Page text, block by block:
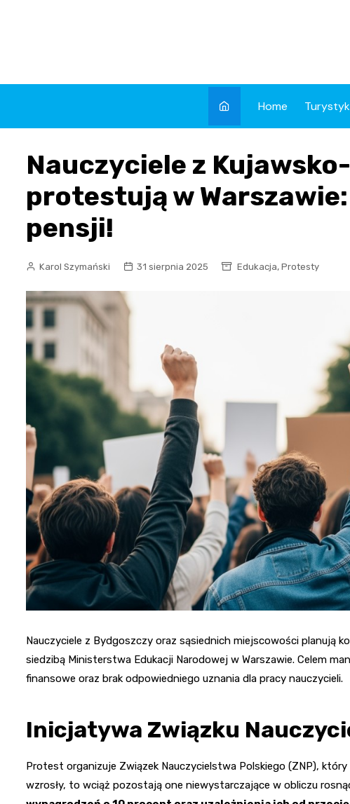
Home
Nauczyciele z
protestują w
pensji!
Karol Szymański 31 sierpnia 2025 Edukacja, Protesty
Nauczyciele z Bydgoszczy oraz sąsiednich miejscowości planują
siedzibą Ministerstwa Edukacji Narodowej w Warszawie. Celem
finansowe oraz brak odpowiedniego uznania dla pracy nauczycieli.
Inicjatywa Związku
Protest organizuje Związek Nauczycielstwa Polskiego (ZNP),
wzrosły, to wciąż pozostają one niewystarczające w obliczu